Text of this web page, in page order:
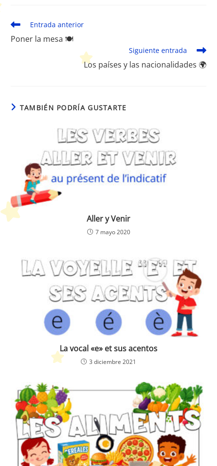
Leer
artículos
Entrada anterior
Poner la mesa 🍽️
Siguiente entrada
Los países y las nacionalidades 🌍
TAMBIÉN PODRÍA GUSTARTE
Aller y Venir
7 mayo 2020
La vocal «e» et sus acentos
3 diciembre 2021